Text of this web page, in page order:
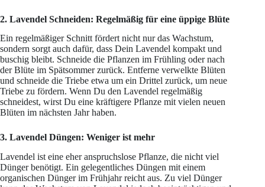
2. Lavendel Schneiden: Regelmäßig für eine üppige Blüte
Ein regelmäßiger Schnitt fördert nicht nur das Wachstum,
sondern sorgt auch dafür, dass Dein Lavendel kompakt und
buschig bleibt. Schneide die Pflanzen im Frühling oder nach
der Blüte im Spätsommer zurück. Entferne verwelkte Blüten
und schneide die Triebe etwa um ein Drittel zurück, um neue
Triebe zu fördern. Wenn Du den Lavendel regelmäßig
schneidest, wirst Du eine kräftigere Pflanze mit vielen neuen
Blüten im nächsten Jahr haben.
3. Lavendel Düngen: Weniger ist mehr
Lavendel ist eine eher anspruchslose Pflanze, die nicht viel
Dünger benötigt. Ein gelegentliches Düngen mit einem
organischen Dünger im Frühjahr reicht aus. Zu viel Dünger